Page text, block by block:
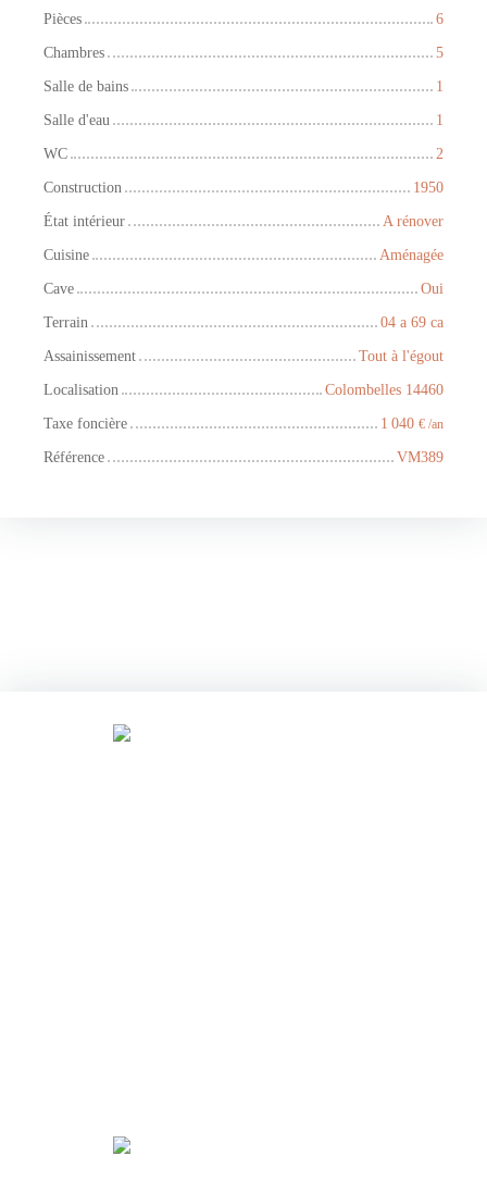
Pièces
6
Chambres
5
Salle de bains
1
Salle d'eau
1
WC
2
Construction
1950
État intérieur
A rénover
Cuisine
Aménagée
Cave
Oui
Terrain
04 a 69 ca
Assainissement
Tout à l'égout
Localisation
Colombelles 14460
Taxe foncière
1 040 € /an
Référence VM389